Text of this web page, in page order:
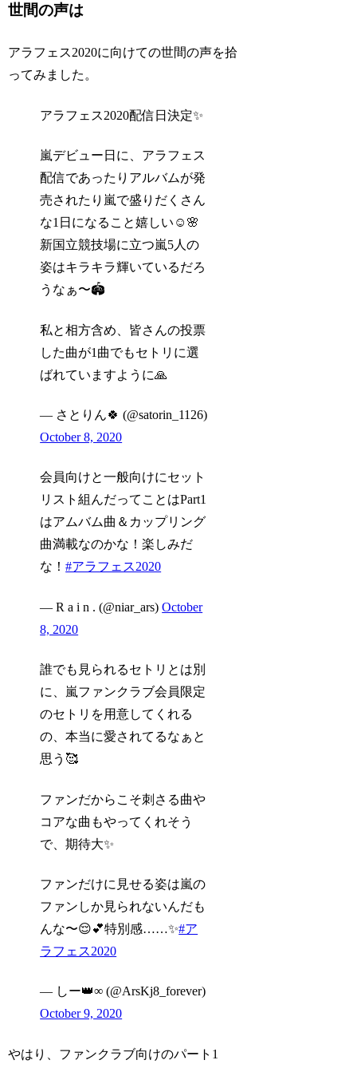
世間の声は
アラフェス2020に向けての世間の声を拾
ってみました。
アラフェス2020配信日決定✨
嵐デビュー日に、アラフェス
配信であったりアルバムが発
売されたり嵐で盛りだくさん
な1日になること嬉しい☺️🌸
新国立競技場に立つ嵐5人の
姿はキラキラ輝いているだろ
うなぁ〜🏟
私と相方含め、皆さんの投票
した曲が1曲でもセトリに選
ばれていますように🙏
— さとりん🍀 (@satorin_1126)
October 8, 2020
会員向けと一般向けにセット
リスト組んだってことはPart1
はアムバム曲＆カップリング
曲満載なのかな！楽しみだ
な！#アラフェス2020
— R a i n . (@niar_ars)October
8, 2020
誰でも見られるセトリとは別
に、嵐ファンクラブ会員限定
のセトリを用意してくれる
の、本当に愛されてるなぁと
思う🥰
ファンだからこそ刺さる曲や
コアな曲もやってくれそう
で、期待大✨
ファンだけに見せる姿は嵐の
ファンしか見られないんだも
んな〜😌💕特別感……✨#ア
ラフェス2020
— しー👑∞ (@ArsKj8_forever)
October 9, 2020
やはり、ファンクラブ向けのパート1